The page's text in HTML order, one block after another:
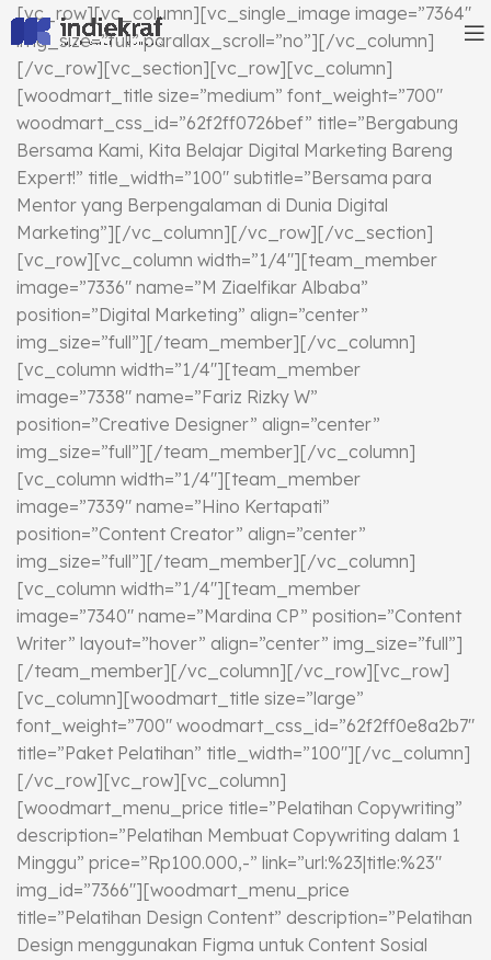
[vc_row][vc_column][vc_single_image image=”7364″
img_size=”full” parallax_scroll=”no”][/vc_column]
[/vc_row][vc_section][vc_row][vc_column]
[woodmart_title size=”medium” font_weight=”700″
woodmart_css_id=”62f2ff0726bef” title=”Bergabung
Bersama Kami, Kita Belajar Digital Marketing Bareng
Expert!” title_width=”100″ subtitle=”Bersama para
Mentor yang Berpengalaman di Dunia Digital
Marketing”][/vc_column][/vc_row][/vc_section]
[vc_row][vc_column width=”1/4″][team_member
image=”7336″ name=”M Ziaelfikar Albaba”
position=”Digital Marketing” align=”center”
img_size=”full”][/team_member][/vc_column]
[vc_column width=”1/4″][team_member
image=”7338″ name=”Fariz Rizky W”
position=”Creative Designer” align=”center”
img_size=”full”][/team_member][/vc_column]
[vc_column width=”1/4″][team_member
image=”7339″ name=”Hino Kertapati”
position=”Content Creator” align=”center”
img_size=”full”][/team_member][/vc_column]
[vc_column width=”1/4″][team_member
image=”7340″ name=”Mardina CP” position=”Content
Writer” layout=”hover” align=”center” img_size=”full”]
[/team_member][/vc_column][/vc_row][vc_row]
[vc_column][woodmart_title size=”large”
font_weight=”700″ woodmart_css_id=”62f2ff0e8a2b7″
title=”Paket Pelatihan” title_width=”100″][/vc_column]
[/vc_row][vc_row][vc_column]
[woodmart_menu_price title=”Pelatihan Copywriting”
description=”Pelatihan Membuat Copywriting dalam 1
Minggu” price=”Rp100.000,-” link=”url:%23|title:%23″
img_id=”7366″][woodmart_menu_price
title=”Pelatihan Design Content” description=”Pelatihan
Design menggunakan Figma untuk Content Sosial